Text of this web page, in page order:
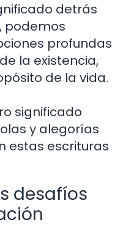
detrás
podemos
profundas
la existencia,
de la vida.
significado
y alegorías
estas escrituras
desafíos